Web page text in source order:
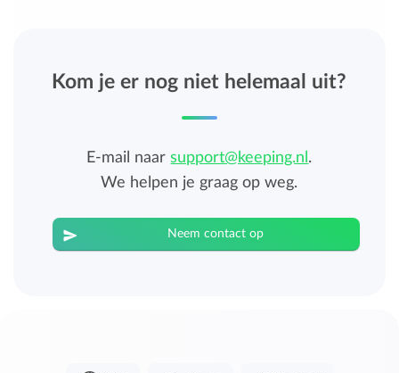
Kom je er nog niet helemaal uit?
E-mail naarsupport@keeping.nl .
We helpen je graag op weg.
Neem contact op